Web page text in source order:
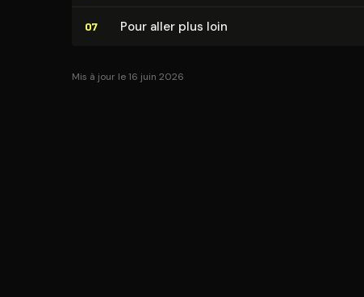
07 Pour aller plus loin
Mis à jour le 16 juin 2026